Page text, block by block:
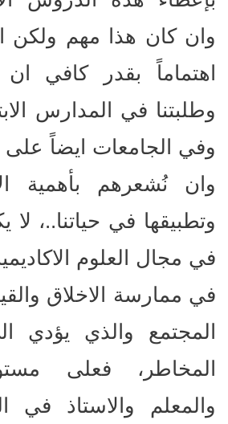
وان كان هذا مهم ولكن
اهتماماً بقدر كافي ان
وطلبتنا في المدارس
وفي الجامعات ايضاً على
وان نُشعرهم بأهمية
وتطبيقها في حياتنا..،
في مجال العلوم
في ممارسة الاخلاق
المجتمع والذي يؤدي
المخاطر، فعلى
والمعلم والاستاذ في